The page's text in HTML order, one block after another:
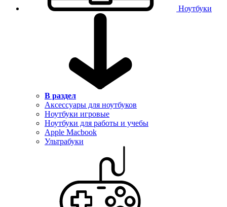
Ноутбуки
В раздел
Аксессуары для ноутбуков
Ноутбуки игровые
Ноутбуки для работы и учебы
Apple Macbook
Ультрабуки